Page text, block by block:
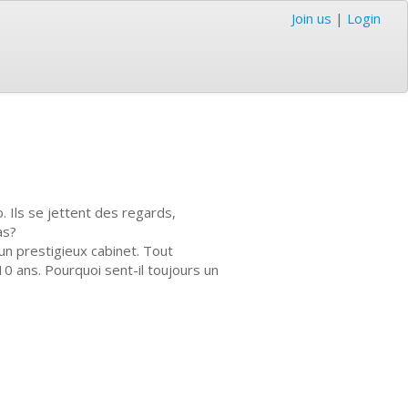
Join us | Login
Ils se jettent des regards,
prestigieux cabinet. Tout
ans. Pourquoi sent-il toujours un